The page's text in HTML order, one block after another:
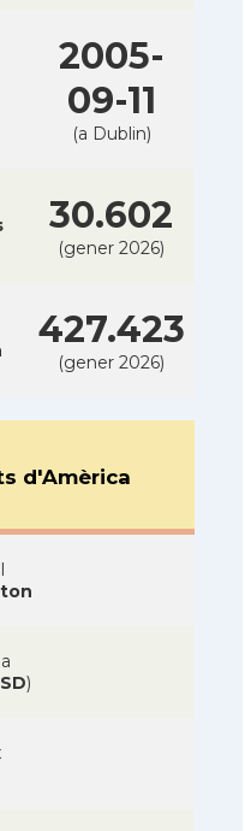
2005-
09-11
(a Dublin)
30.602
(gener 2026)
427.423
(gener 2026)
d'Amèrica
)